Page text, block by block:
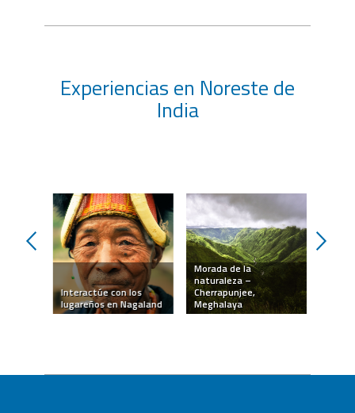
Experiencias en Noreste de
India
Interactúe con los
lugareños en Nagaland
Morada de la
naturaleza –
Cherrapunjee,
Meghalaya
prev
TODAS LAS EXPERIENCIAS